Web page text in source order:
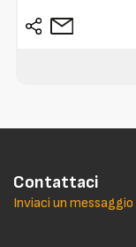
Contattaci
Inviaci un